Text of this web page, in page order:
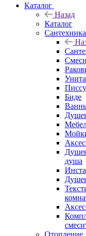
Каталог
Назад
Каталог
Сантехника
Биде
душа